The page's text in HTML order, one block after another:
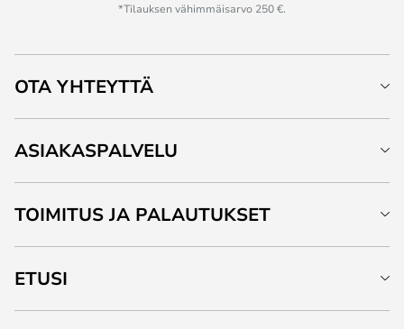
*Tilauksen vähimmäisarvo 250 €.
OTA YHTEYTTÄ
ASIAKASPALVELU
TOIMITUS JA PALAUTUKSET
ETUSI